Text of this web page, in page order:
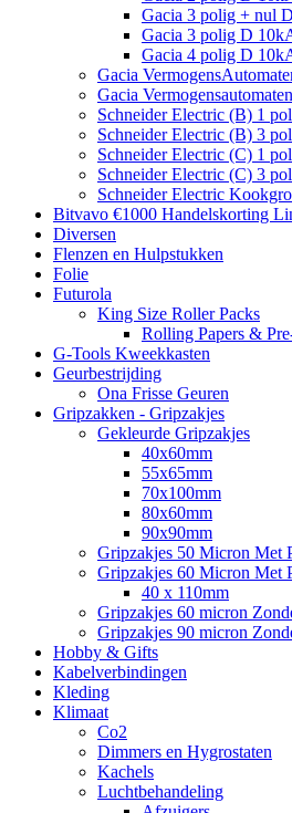
Gacia 3 polig + nul
Gacia 3 polig D
Gacia 4 polig D
Gacia
Gacia
Schneider Electric (B) 1
Schneider Electric (B) 3
Schneider Electric (C) 1
Schneider Electric (C) 3
Schneider Electric
Bitvavo €1000 Handelskorting
Diversen
Flenzen en Hulpstukken
Folie
Futurola
King Size Roller Packs
Rolling Papers &
G-Tools Kweekkasten
Geurbestrijding
Ona Frisse Geuren
Gripzakken - Gripzakjes
Gekleurde Gripzakjes
40x60mm
55x65mm
70x100mm
80x60mm
90x90mm
Gripzakjes 50 Micron Met
Gripzakjes 60 Micron Met
40 x 110mm
Gripzakjes 60 micron
Gripzakjes 90 micron
Hobby & Gifts
Kabelverbindingen
Kleding
Klimaat
Co2
Dimmers en Hygrostaten
Kachels
Luchtbehandeling